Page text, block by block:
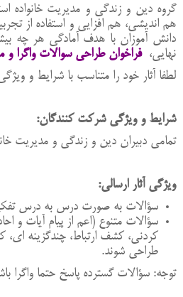
گروه دین و زندگی و مدیریت خانواده
هم ‌اندیشی، هم افزایی و استفاده از
دانش آموزان با هدف آمادگی هر چه
نهایی،فراخوان طراحی سوالات واگرا و
لطفا آثار خود را متناسب با شرایط و
شرایط و ویژگی شرکت کنندگان:
تمامی دبیران دین و زندگی و مدیریت
ویژگی آثار ارسالی:
سؤالات به صورت درس به درس
سؤالات متنوع (اعم از پیام آیات و
کردنی، کشف ارتباط، چندگزینه ای،
طراحی شوند.
توجه: سؤالات گسترده پاسخ حتما واگرا